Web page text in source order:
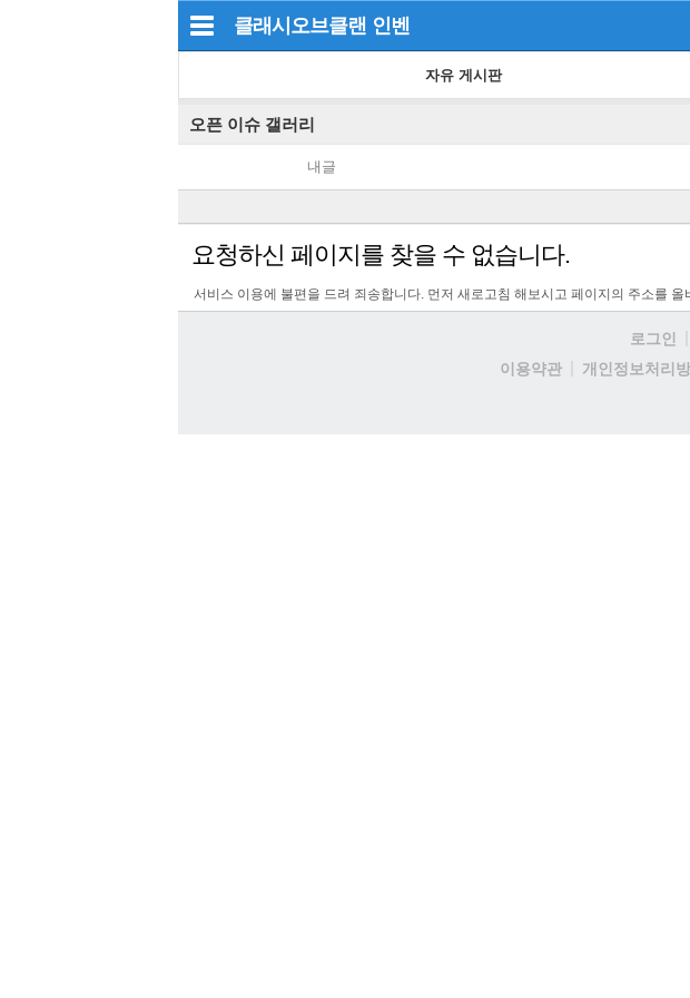
클래시오브클랜 인벤
자유 게시판
오픈 이슈 갤러리
내글
요청하신 페이지를 찾을 수 없습니다.
서비스 이용에 불편을 드려 죄송합니다. 먼저 새로고침 해보시고 페이지의 주소를
로그인
이용약관
개인정보처리